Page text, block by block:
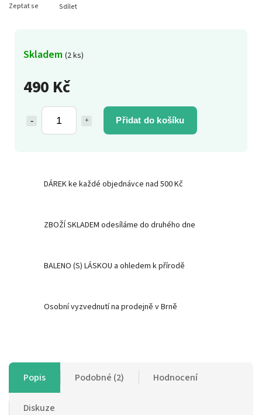
490 Kč
Přidat do košíku
Skladem (2 ks)
Zeptat se Sdílet
DÁREK ke každé objednávce nad 500 Kč
ZBOŽÍ SKLADEM odesíláme do druhého dne
BALENO (S) LÁSKOU a ohledem k přírodě
Osobní vyzvednutí na prodejně v Brně
Popis Podobné (2) Hodnocení
Diskuze